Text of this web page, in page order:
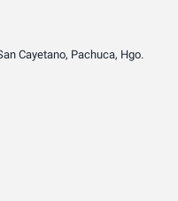
Cayetano, Pachuca, Hgo.